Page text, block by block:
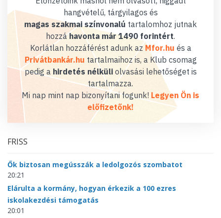
hangvételű, tárgyilagos és
magas szakmai színvonalú tartalomhoz jutnak
hozzáhavonta már 1490 forintért.
Korlátlan hozzáférést adunk az Mfor.hu és a
Privátbankár.hu tartalmaihoz is, a Klub csomag
pedig a hirdetés nélküliolvasási lehetőséget is
tartalmazza.
Mi nap mint nap bizonyítani fogunk! Legyen Ön is
előfizetőnk!
FRISS
Ők biztosan megússzák a ledolgozós szombatot
20:21
Elárulta a kormány, hogyan érkezik a 100 ezres
iskolakezdési támogatás
20:01